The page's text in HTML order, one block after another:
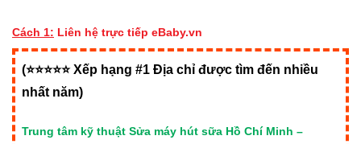
Cách 1: Liên hệ trực tiếp eBaby.vn
(⭐⭐⭐⭐⭐ Xếp hạng #1 Địa chỉ được tìm đến nhiều
nhất năm)
Trung tâm kỹ thuật Sửa máy hút sữa Hồ Chí Minh –